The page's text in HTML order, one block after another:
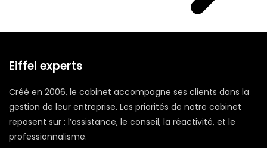
Eiffel experts
Créé en 2006, le cabinet accompagne ses clients dans la
gestion de leur entreprise. Les priorités de notre cabinet
reposent sur : l’assistance, le conseil, la réactivité, et le
professionnalisme.